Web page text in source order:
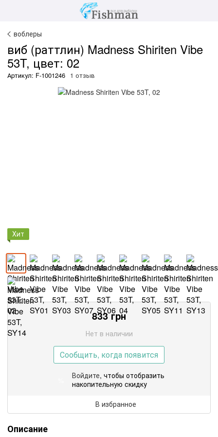
воблеры
виб (раттлин) Madness Shiriten Vibe
53T, цвет: 02
Артикул: F-1001246 1 отзыв
Хит
833грн
Нет в наличии
Сообщить, когда появится
Войдите, чтобы отобразить
накопительную скидку
В избранное
Описание